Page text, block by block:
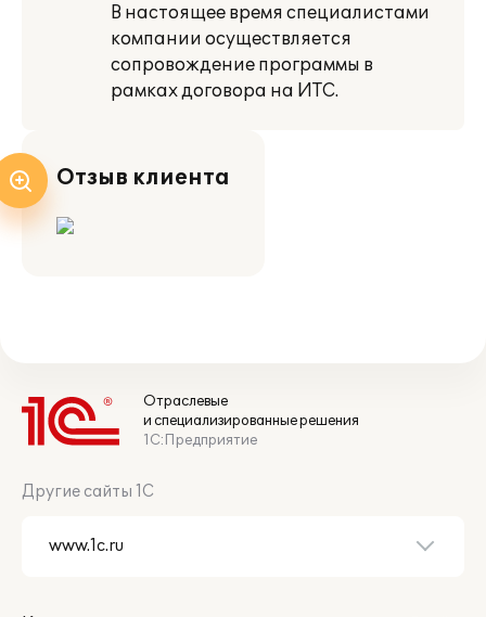
В настоящее время специалистами
компании осуществляется
сопровождение программы в
рамках договора на ИТС.
Отзыв клиента
Отраслевые
и специализированные решения
1С:Предприятие
Другие сайты 1С